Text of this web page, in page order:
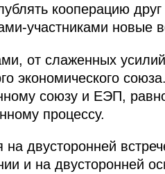
кооперацию
участниками новые
от слаженных
экономического
союзу и ЕЭП,
процессу.
на двусторонней
и на двусторонней